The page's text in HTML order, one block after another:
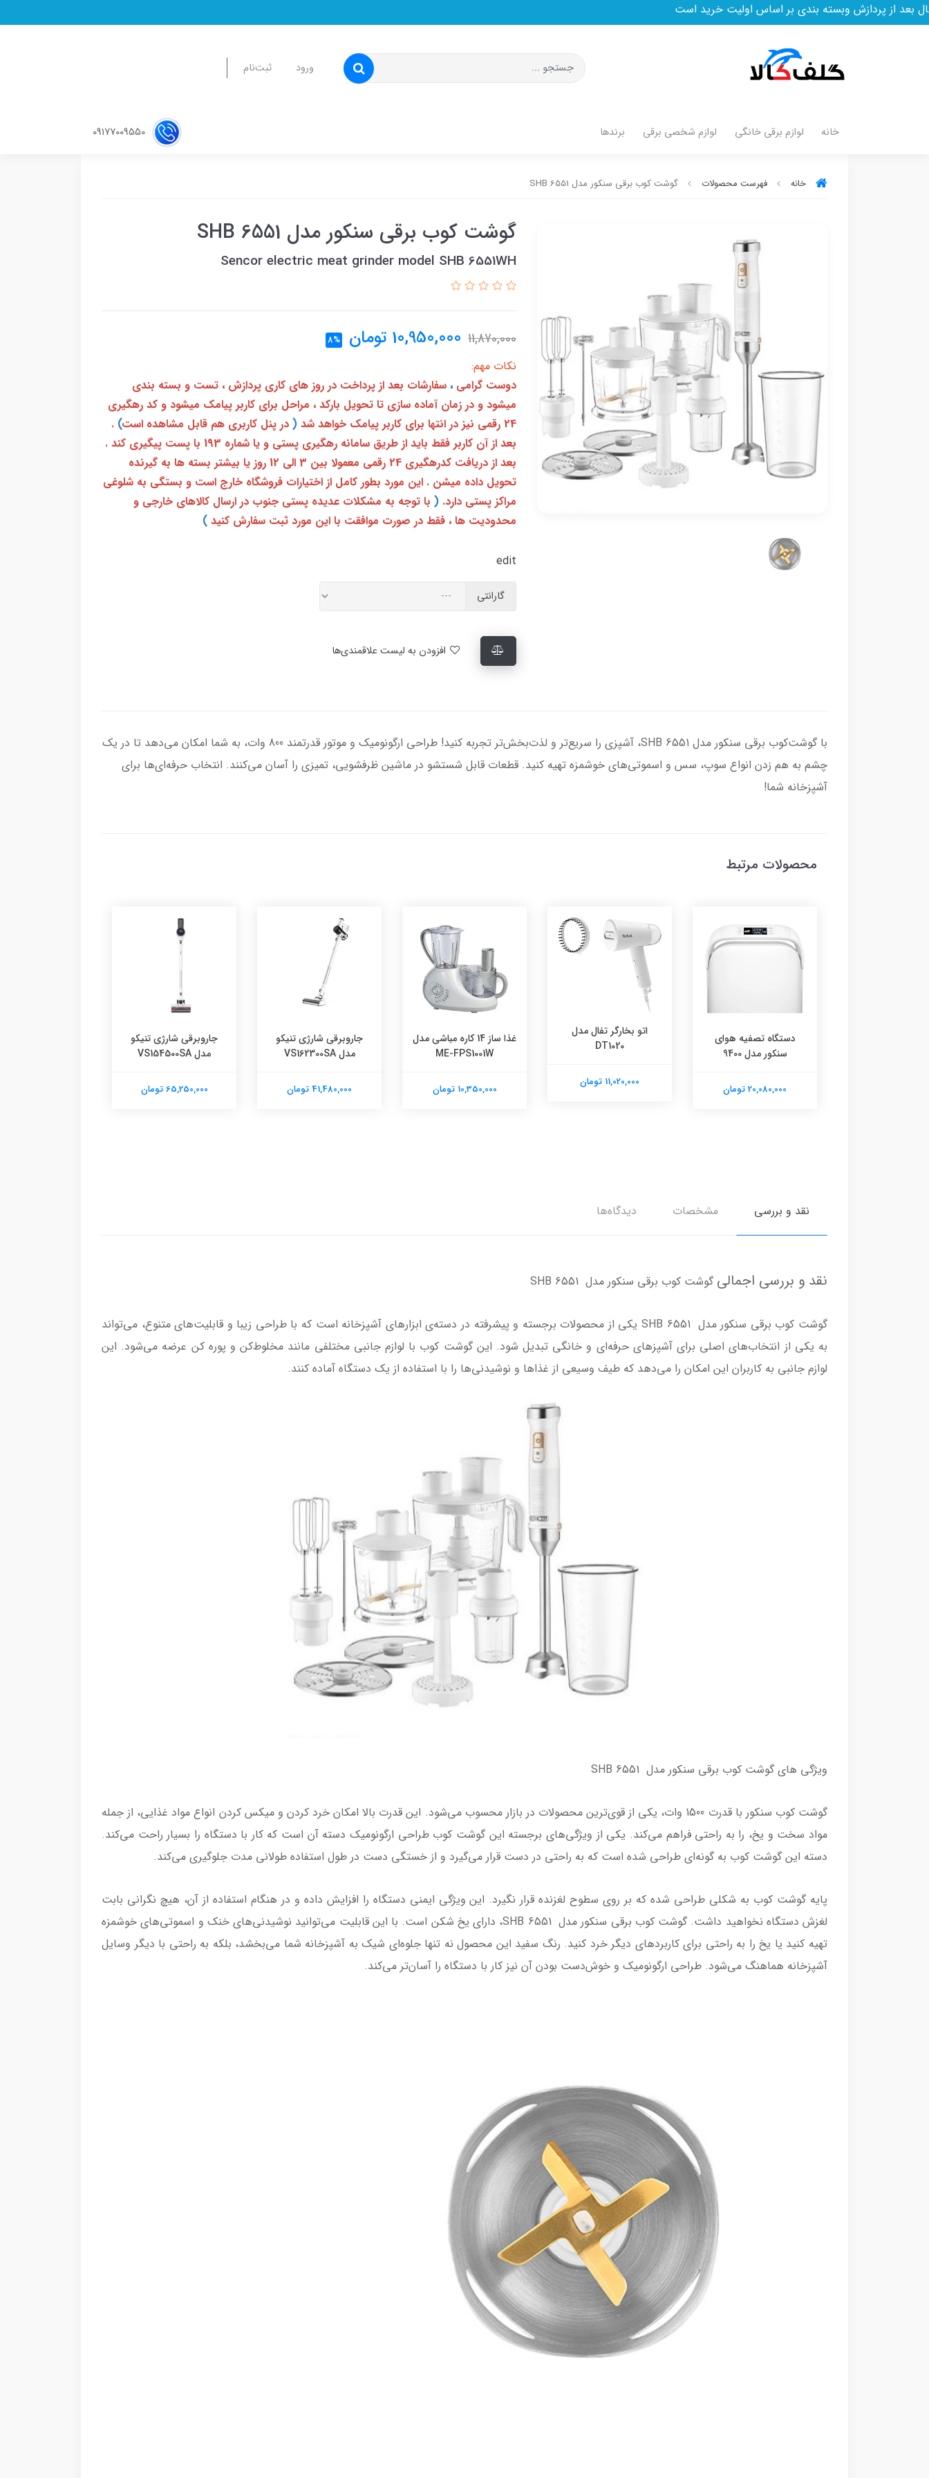
وبسته بندی بر اساس اولیت خرید است
ورود ثبت‌نام
خانه لوازم برقی خانگی لوازم شخصی برقی برندها
خانه فهرست محصولات گوشت کوب برقی سنکور مدل SHB 6551
گوشت کوب برقی سنکور مدل SHB 6551
Sencor electric meat grinder model SHB 6551WH
11,870,000
10,950,000 تومان 8%
نکات مهم:
دوست گرامی ، سفارشات بعد از پرداخت در روز های کاری پردازش ، تست و بسته بندی
میشود و در زمان آماده سازی تا تحویل بارکد ، مراحل برای کاربر پیامک میشود و کد رهگیری
24 رقمی نیز در انتها برای کاربر پیامک خواهد شد
( در پنل کاربری هم قابل مشاهده است)
.
بعد از آن کاربر فقط باید از طریق سامانه رهگیری پستی و یا شماره 193 با پست پیگیری کند .
بعد از دریافت کدرهگیری 24 رقمی معمولا بین 3 الی 12 روز یا بیشتر بسته ها به گیرنده
تحویل داده میشن . این مورد بطور کامل از اختیارات فروشگاه خارج است و بستگی به شلوغی
مراکز پستی دارد. ( با توجه به مشکلات عدیده پستی جنوب در ارسال کالاهای خارجی و
محدودیت ها ، فقط در صورت موافقت با این مورد ثبت سفارش کنید )
edit
گارانتی
با گوشت‌کوب برقی سنکور مدل SHB 6551، آشپزی را سریع‌تر و لذت‌بخش‌تر تجربه کنید! طراحی ارگونومیک و موتور قدرتمند 800 وات، به شما امکان می‌دهد تا در یک
چشم به هم زدن انواع سوپ، سس و اسموتی‌های خوشمزه تهیه کنید. قطعات قابل شستشو در ماشین ظرفشویی، تمیزی را آسان می‌کنند. انتخاب حرفه‌ای‌ها برای
آشپزخانه شما!
محصولات مرتبط
دستگاه تصفیه هوای
سنکور مدل 9400
20,080,000 تومان
اتو بخارگر تفال مدل
DT1020
11,020,000 تومان
غذا ساز 14 کاره مباشی مدل
ME-FPS1001W
10,350,000 تومان
جاروبرقی شارژی تنیکو
مدل VS162300SA
41,480,000 تومان
جاروبرقی شارژی تنیکو
مدل VS154500SA
65,250,000 تومان
نقد و بررسی مشخصات دیدگاه‌ها
نقد و بررسی اجمالی گوشت کوب برقی سنکور مدل SHB 6551
گوشت کوب برقی سنکور مدل SHB 6551 یکی از محصولات برجسته و پیشرفته در دسته‌ی ابزارهای آشپزخانه است که با طراحی زیبا و قابلیت‌های متنوع، می‌تواند
به یکی از انتخاب‌های اصلی برای آشپزهای حرفه‌ای و خانگی تبدیل شود. این گوشت کوب با لوازم جانبی مختلفی مانند مخلوط‌کن و پوره کن عرضه می‌شود. این
لوازم جانبی به کاربران این امکان را می‌دهد که طیف وسیعی از غذاها و نوشیدنی‌ها را با استفاده از یک دستگاه آماده کنند.
ویژگی های گوشت کوب برقی سنکور مدل SHB 6551
گوشت کوب سنکور با قدرت 1500 وات، یکی از قوی‌ترین محصولات در بازار محسوب می‌شود. این قدرت بالا امکان خرد کردن و میکس کردن انواع مواد غذایی، از جمله
مواد سخت و یخ، را به راحتی فراهم می‌کند. یکی از ویژگی‌های برجسته این گوشت کوب طراحی ارگونومیک دسته آن است که کار با دستگاه را بسیار راحت می‌کند.
دسته این گوشت کوب به گونه‌ای طراحی شده است که به راحتی در دست قرار می‌گیرد و از خستگی دست در طول استفاده طولانی مدت جلوگیری می‌کند.
پایه گوشت کوب به شکلی طراحی شده که بر روی سطوح لغزنده قرار نگیرد. این ویژگی ایمنی دستگاه را افزایش داده و در هنگام استفاده از آن، هیچ نگرانی بابت
لغزش دستگاه نخواهید داشت. گوشت کوب برقی سنکور مدل SHB 6551، دارای یخ شکن است. با این قابلیت می‌توانید نوشیدنی‌های خنک و اسموتی‌های خوشمزه
تهیه کنید یا یخ را به راحتی برای کاربردهای دیگر خرد کنید. رنگ سفید این محصول نه تنها جلوه‌ای شیک به آشپزخانه شما می‌بخشد، بلکه به راحتی با دیگر وسایل
آشپزخانه هماهنگ می‌شود. طراحی ارگونومیک و خوش‌دست بودن آن نیز کار با دستگاه را آسان‌تر می‌کند.